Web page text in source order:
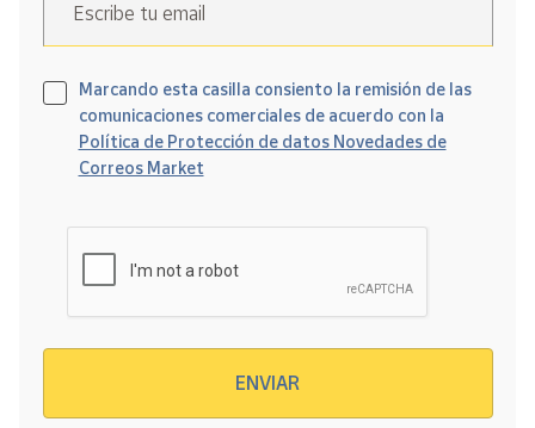
Escribe tu email
Marcando esta casilla consiento la remisión de las
comunicaciones comerciales de acuerdo con la
Política de Protección de datos Novedades de
Correos Market
ENVIAR